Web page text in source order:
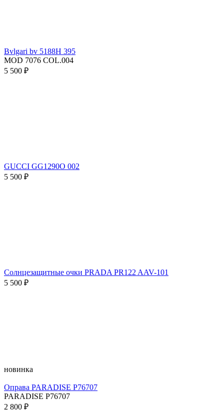
Bvlgari bv 5188H 395
MOD 7076 COL.004
5 500 ₽
GUCCI GG1290O 002
5 500 ₽
Солнцезащитные очки PRADA PR122 AAV-101
5 500 ₽
новинка
Оправа PARADISE P76707
PARADISE P76707
2 800 ₽